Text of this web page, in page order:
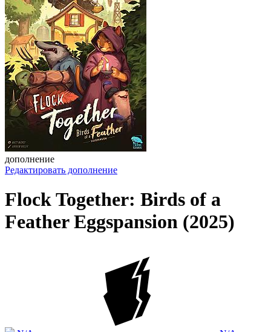
дополнение
Редактировать дополнение
Flock Together: Birds of a
Feather Eggspansion (2025)